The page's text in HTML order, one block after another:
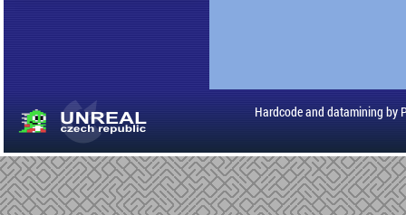
Hardcode and datamining by